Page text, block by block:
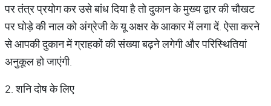
पर तंत्र प्रयोग कर उसे बांध दिया है तो दुकान के मुख्य द्वार की चौखट
पर घोड़े की नाल को अंग्रेजी के यू अक्षर के आकार में लगा दें. ऐसा करने
से आपकी दुकान में ग्राहकों की संख्या बढ़ने लगेगी और परिस्थितियां
अनुकूल हो जाएंगी.
2. शनि दोष के लिए